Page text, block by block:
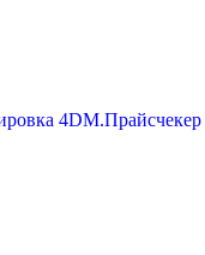
4DM.Прайсчекер